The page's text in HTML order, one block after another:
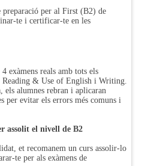
preparació per al First (B2) de
te i certificar-te en les
exàmens reals amb tots els
& Use of English i Writing.
els alumnes rebran i aplicaran
per evitar els errors més comuns i
assolit el nivell de B2
et recomanem un curs assolir-lo
te per als exàmens de